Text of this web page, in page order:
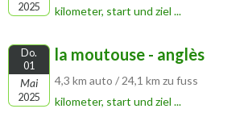
2025
kilometer, start und ziel ...
Do.
01
Mai
2025
la moutouse - anglès
4,3 km auto / 24,1 km zu fuss
kilometer, start und ziel ...